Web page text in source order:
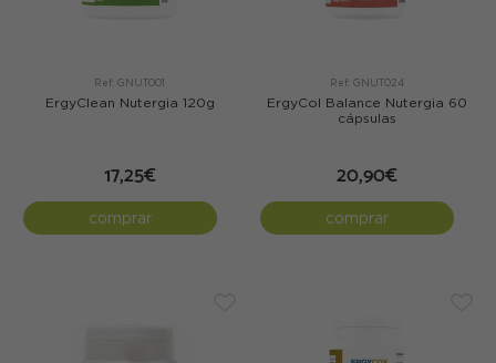
Ref: GNUT001
ErgyClean Nutergia 120g
17,25€
comprar
Ref: GNUT024
ErgyCol Balance Nutergia 60
cápsulas
20,90€
comprar